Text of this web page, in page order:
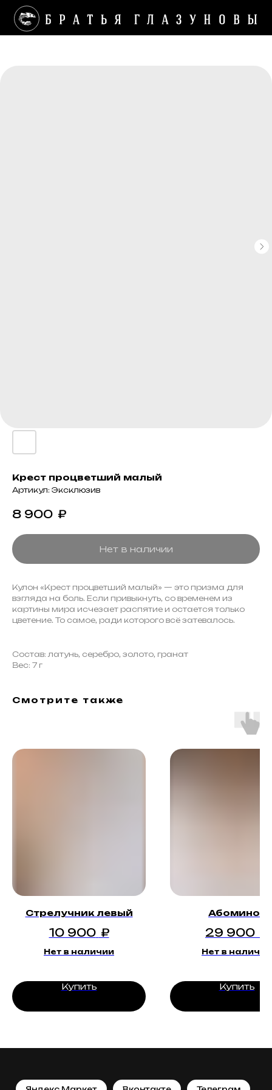
Крест процветший малый
Артикул: Эксклюзив
8 900 ₽
Нет в наличии
Кулон «Крест процветший малый» — это призма для
взгляда на боль. Если привыкнуть, со временем из
картины мира исчезает распятие и остается только
цветение. То самое, ради которого всё затевалось.
Состав: латунь, серебро, золото, гранат
Вес: 7 г
Смотрите также
Стрелучник левый
10 900 ₽
Нет в наличии
Купить
Абоминог
29 900
Нет в наличии
Купить